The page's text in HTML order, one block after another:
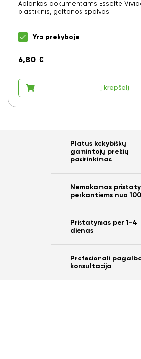
Aplankas dokumentams Esselte
plastikinis, geltonos spalvos
Yra prekyboje
6,80 €
Į krepšelį
Platus kokybiškų
gamintojų prekių
pasirinkimas
Nemokamas
perkantiems nuo
Pristatymas per 1-4
dienas
Profesionali
konsultacija